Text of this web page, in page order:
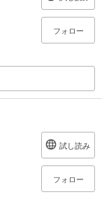
フォロー
試し読み
フォロー